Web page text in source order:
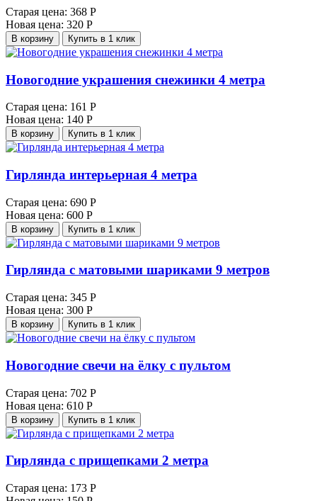
Старая цена: 368 Р
Новая цена: 320 Р
В корзину Купить в 1 клик
Новогодние украшения снежинки 4 метра
Старая цена: 161 Р
Новая цена: 140 Р
В корзину Купить в 1 клик
Гирлянда интерьерная 4 метра
Старая цена: 690 Р
Новая цена: 600 Р
В корзину Купить в 1 клик
Гирлянда с матовыми шариками 9 метров
Старая цена: 345 Р
Новая цена: 300 Р
В корзину Купить в 1 клик
Новогодние свечи на ёлку с пультом
Старая цена: 702 Р
Новая цена: 610 Р
В корзину Купить в 1 клик
Гирлянда с прищепками 2 метра
Старая цена: 173 Р